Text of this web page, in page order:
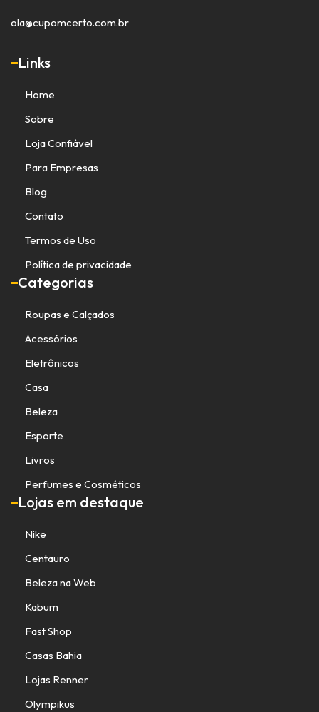
ola@cupomcerto.com.br
Links
Home
Sobre
Loja Confiável
Para Empresas
Blog
Contato
Termos de Uso
Política de privacidade
Categorias
Roupas e Calçados
Acessórios
Eletrônicos
Casa
Beleza
Esporte
Livros
Perfumes e Cosméticos
Lojas em destaque
Nike
Centauro
Beleza na Web
Kabum
Fast Shop
Casas Bahia
Lojas Renner
Olympikus